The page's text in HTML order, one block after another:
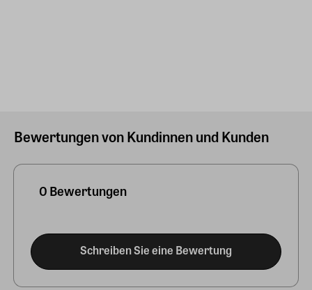
Bewertungen von Kundinnen und Kunden
0 Bewertungen
Schreiben Sie eine Bewertung